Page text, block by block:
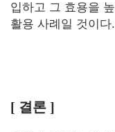
입하고 그 효용을
활용 사례일 것이다.
[ 결론 ]